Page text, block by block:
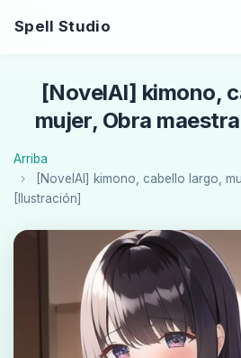
Spell Studio
[NovelAI] kimono,
mujer, Obra
Arriba
[NovelAI] kimono, cabello largo,
[Ilustración]